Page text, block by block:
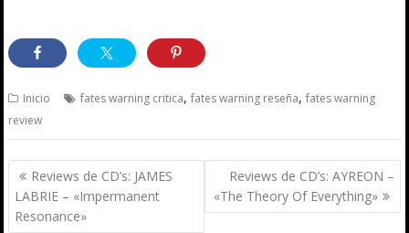
Inicio fates warning critica,fates warning reseña,fates warning
review
Navegación
de
entradas
Reviews de CD’s: JAMES
LABRIE – «Impermanent
Resonance»
Reviews de CD’s: AYREON –
«The Theory Of Everything»